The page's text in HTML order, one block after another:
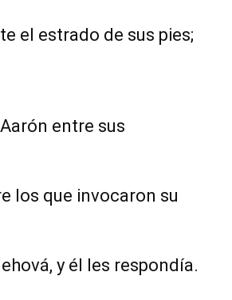
el estrado de sus pies;
entre sus
los que invocaron su
y él les respondía.